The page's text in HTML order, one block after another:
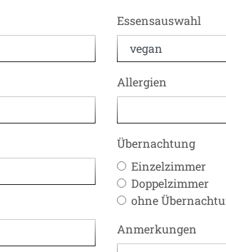
Essensauswahl
Allergien
Übernachtung
Einzelzimmer
Doppelzimmer
ohne
Anmerkungen